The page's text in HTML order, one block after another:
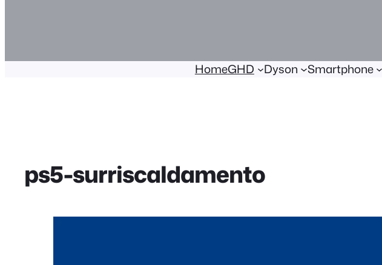
HomeGHD Dyson Smartphone
ps5-surriscaldamento